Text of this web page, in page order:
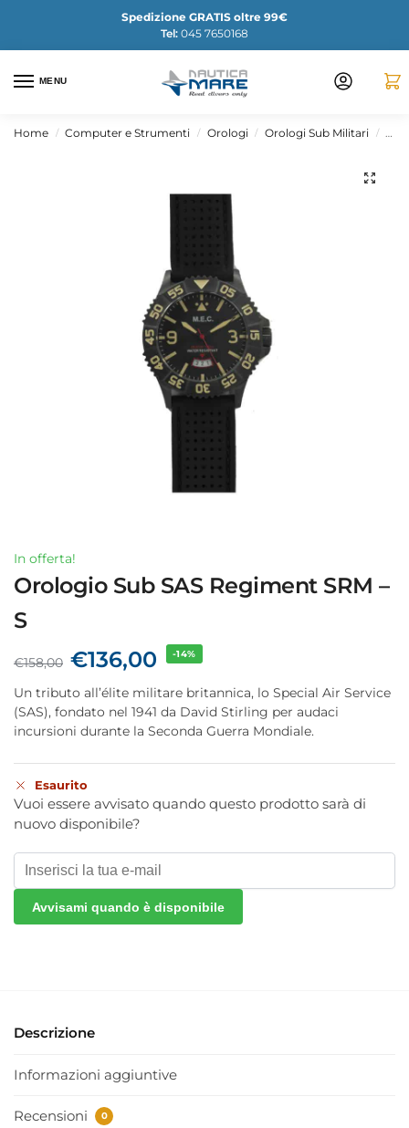
Spedizione GRATIS oltre 99€
Tel: 045 7650168
MENU
Home / Computer e Strumenti / Orologi / Orologi Sub Militari /
In offerta!
Orologio Sub SAS Regiment SRM –
S
€158,00 €136,00 -14%
Un tributo all’élite militare britannica, lo Special Air Service
(SAS), fondato nel 1941 da David Stirling per audaci
incursioni durante la Seconda Guerra Mondiale.
Esaurito
Vuoi essere avvisato quando questo prodotto sarà di
nuovo disponibile?
Avvisami quando è disponibile
Descrizione
Informazioni aggiuntive
Recensioni 0